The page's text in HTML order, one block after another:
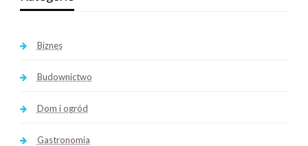
Biznes
Budownictwo
Dom i ogród
Gastronomia